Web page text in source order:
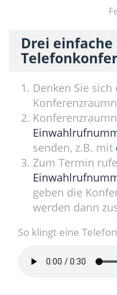
Drei
Denken Sie
senden, z.B. mit
Zum Termin
geben die
werden dann
So klingt eine